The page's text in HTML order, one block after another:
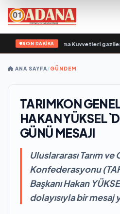
SON DAKİKA
Hava Savunma Kuvvetleri
ANA SAYFA/GÜNDEM
TARIMKON
HAKAN
GÜNÜ MESAJI
Uluslararası Tarım ve
Konfederasyonu
Başkanı Hakan
dolayısıyla bir mesaj